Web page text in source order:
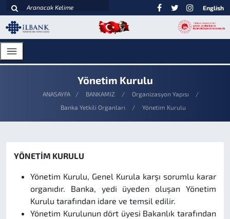
English
Yönetim Kurulu
ANASAYFA BANKAMIZ
Organizasyon Yapısı
Banka Yetkili Organları
Yönetim Kurulu
YÖNETİM KURULU
Yönetim Kurulu, Genel Kurula karşı sorumlu karar
organıdır. Banka, yedi üyeden oluşan Yönetim
Kurulu tarafından idare ve temsil edilir.
Yönetim Kurulunun dört üyesi Bakanlık tarafından